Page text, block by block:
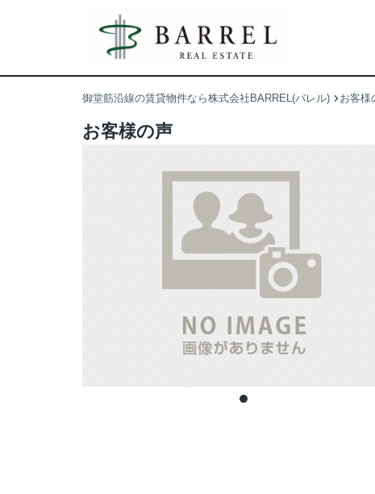
御堂筋沿線の賃貸物件なら株式会社BARREL(バレル) お客様
お客様の声